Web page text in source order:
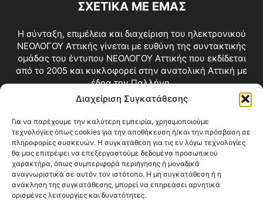
Διαχείριση Συγκατάθεσης
Για να παρέχουμε την καλύτερη εμπειρία, χρησιμοποιούμε
τεχνολογίες όπως cookies για την αποθήκευση ή/και την πρόσβαση σε
πληροφορίες συσκευών. Η συγκατάθεση για τις εν λόγω τεχνολογίες
θα μας επιτρέψει να επεξεργαστούμε δεδομένα προσωπικού
χαρακτήρα, όπως συμπεριφορά περιήγησης ή μοναδικά
αναγνωριστικά σε αυτόν τον ιστότοπο. Η μη συγκατάθεση ή η
ανάκληση της συγκατάθεσης, μπορεί να επηρεάσει αρνητικά
ορισμένες λειτουργίες και δυνατότητες.
ΣΧΕΤΙΚΑ ΜΕ ΕΜΑΣ
Η σύνταξη, επιμέλεια και διαχείριση του ηλεκτρονικού
ΝΕΟΛΟΓΟΥ Αττικής γίνεται με ευθύνη της συντακτικής
ομάδας του έντυπου ΝΕΟΛΟΓΟΥ Αττικής που εκδίδεται
από το 2005 και κυκλοφορεί στην ανατολική Αττική με
έδρα την Παλλήνη.
Επικοινωνία:info@neologosattikis.gr
ΑΚΟΛΟΥΘΗΣΕ ΜΑΣ